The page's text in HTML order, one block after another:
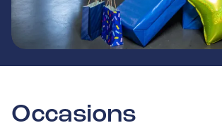
Occasions